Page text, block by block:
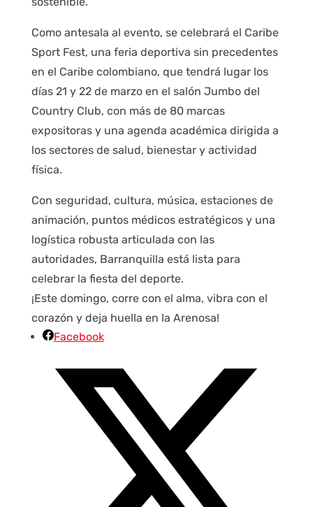
Como antesala al evento, se celebrará el Caribe
Sport Fest, una feria deportiva sin precedentes
en el Caribe colombiano, que tendrá lugar los
días 21 y 22 de marzo en el salón Jumbo del
Country Club, con más de 80 marcas
expositoras y una agenda académica dirigida a
los sectores de salud, bienestar y actividad
física.
Con seguridad, cultura, música, estaciones de
animación, puntos médicos estratégicos y una
logística robusta articulada con las
autoridades, Barranquilla está lista para
celebrar la fiesta del deporte.
¡Este domingo, corre con el alma, vibra con el
corazón y deja huella en la Arenosa!
Facebook